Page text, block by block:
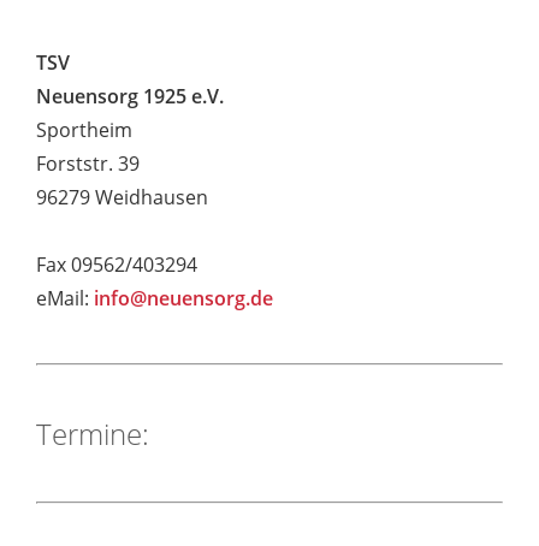
TSV
Neuensorg 1925 e.V.
Sportheim
Forststr. 39
96279 Weidhausen
Fax 09562/403294
eMail: info@neuensorg.de
Termine: